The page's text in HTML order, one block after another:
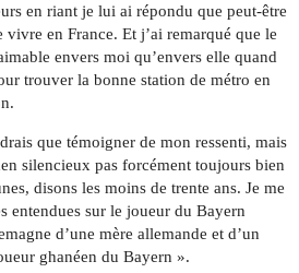
en riant je lui ai répondu que peut-être
en France. Et j’ai remarqué que le
envers moi qu’envers elle quand
trouver la bonne station de métro en
que témoigner de mon ressenti, mais
silencieux pas forcément toujours bien
disons les moins de trente ans. Je me
entendues sur le joueur du Bayern
d’une mère allemande et d’un
ghanéen du Bayern ».